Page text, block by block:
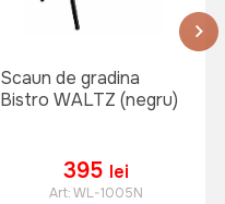
Scaun de gradina
Bistro WALTZ (negru)
395 lei
Art:WL-1005N